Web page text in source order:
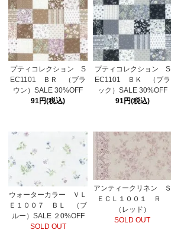
プティコレクション S
EC1101 ＢＲ （ブラ
ウン）SALE 30%OFF
91円(税込)
プティコレクション S
EC1101 ＢＫ （ブラ
ック）SALE 30%OFF
91円(税込)
ウォーターカラー ＶＬ
Ｅ１００７ ＢＬ （ブ
ルー）SALE ２0%OFF
SOLD OUT
アンティークリネン Ｓ
ＥＣＬ１００１ Ｒ
（レッド）
SOLD OUT